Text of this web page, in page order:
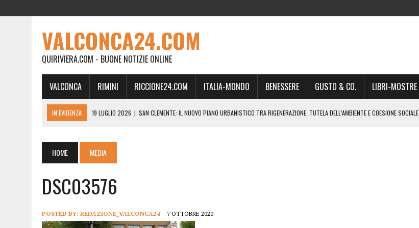
VALCONCA24.COM
QUIRIVIERA.COM - BUONE NOTIZIE ONLINE
VALCONCA RIMINI RICCIONE24.COM ITALIA-MONDO BENESSERE GUSTO & CO. LIBRI-MOSTRE
IN EVIDENZA 19 LUGLIO 2026 | SAN CLEMENTE: IL NUOVO PIANO URBANISTICO TRA RIGENERAZIONE, TUTELA DELL’AMBIENTE E COESIONE SOCIALE
19 FEBBRAIO 2026 | RIMINI, A IL GATTO SULL’ALBICOCCO ARRIVA ANDREA GIONCHETTI SOMMELIER DEL CALABRESE “QAFIZ”
28 GENNAIO 2026 | DOVE LA CARNE DIVENTA MEMORIA: IL CORPO, L’ORIGINE, IL RITORNO. L’OPERA DI KIROLES BOSHRA È VITA VERA
18 DICEMBRE 2025 |
SAN CLEMENTE, AL VILLA ULTIMO ATTO DELLA PRIMA PARTE DI STAGIONE TEATRALE CON CLAUDIO MORICI SABATO 20
18 DICEMBRE 2025 | SAN CLEMENTE, SALA DEL CONSIGLIO INTITOLATA A GIACOMO MATTEOTTI: “VITTIMA DELLA FURIA FASCISTA”
HOME MEDIA
DSC03576
POSTED BY: REDAZIONE_VALCONCA24 7 OTTOBRE 2020